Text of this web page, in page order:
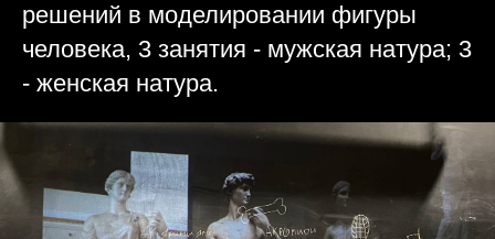
решений в моделировании фигуры
человека, 3 занятия - мужская натура; 3
- женская натура.